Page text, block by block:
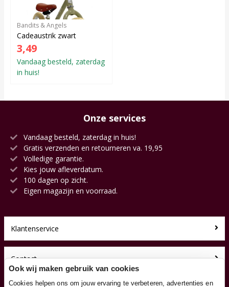
Bandits & Angels
Cadeaustrik zwart
3,49
Vandaag besteld, zaterdag
in huis!
Onze services
Vandaag besteld, zaterdag in huis!
Gratis verzenden en retourneren va. 19,95
Volledige garantie.
Kies jouw afleverdatum.
100 dagen op zicht.
Eigen magazijn en voorraad.
Klantenservice
Contact
Ook wij maken gebruik van cookies
Cookies helpen ons om jouw ervaring te verbeteren, advertenties en